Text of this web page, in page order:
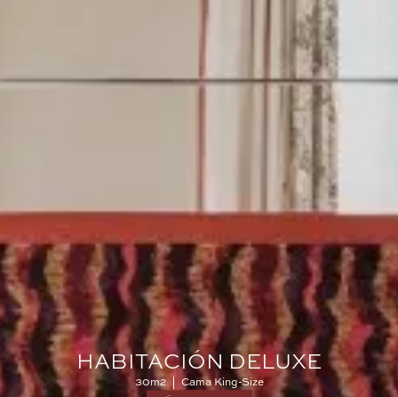
HABITACIÓN DELUXE
30m2
Cama King-Size